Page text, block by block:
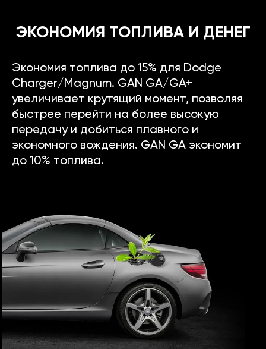
ЭКОНОМИЯ ТОПЛИВА И ДЕНЕГ
Экономия топлива до 15% для Dodge
Charger/Magnum. GAN GA/GA+
увеличивает крутящий момент, позволяя
быстрее перейти на более высокую
передачу и добиться плавного и
экономного вождения. GAN GA экономит
до 10% топлива.